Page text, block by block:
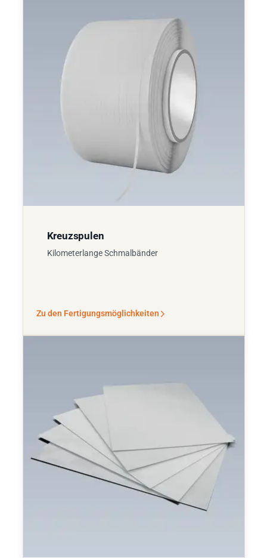
Kreuzspulen
Kilometerlange Schmalbänder
Zu den Fertigungsmöglichkeiten